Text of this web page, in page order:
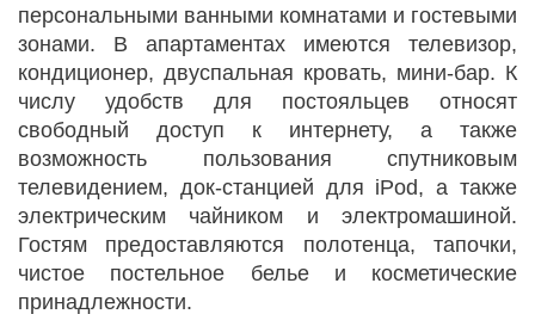
персональными ванными комнатами и гостевыми
зонами. В апартаментах имеются телевизор,
кондиционер, двуспальная кровать, мини-бар. К
числу удобств для постояльцев относят
свободный доступ к интернету, а также
возможность пользования спутниковым
телевидением, док-станцией для iPod, а также
электрическим чайником и электромашиной.
Гостям предоставляются полотенца, тапочки,
чистое постельное белье и косметические
принадлежности.